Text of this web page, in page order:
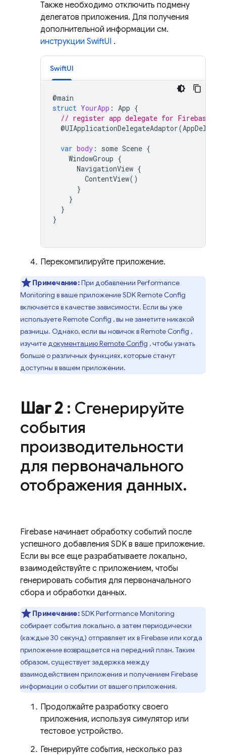
Также необходимо отключить подмену
делегатов приложения. Для получения
дополнительной информации см.
инструкции SwiftUI .
SwiftUI
@main
struct YourApp : App {
// register app delegate for Firebase
@UIApplicationDelegateAdaptor(
var body : some Scene {
WindowGroup {
NavigationView {
ContentView()
}
}
}
}
Перекомпилируйте приложение.
Примечание:При добавлении Performance
Monitoring в ваше приложение SDKRemote Config
включается в качестве зависимости. Если вы уже
используетеRemote Config , вы не заметите никакой
разницы. Однако, если вы новичок вRemote Config ,
изучитедокументациюRemote Config , чтобы узнать
больше о различных функциях, которые станут
доступны в вашем приложении.
Шаг 2 : Сгенерируйте
события
производительности
для первоначального
отображения данных.
Firebase начинает обработку событий после
успешного добавления SDK в ваше приложение.
Если вы все еще разрабатываете локально,
взаимодействуйте с приложением, чтобы
генерировать события для первоначального
сбора и обработки данных.
Примечание:SDKPerformance Monitoring
собирает события локально, а затем периодически
(каждые 30 секунд) отправляет их в Firebase или когда
приложение возвращается на передний план. Таким
образом, существует задержка между
взаимодействием приложения и получением Firebase
информации о событии от вашего приложения.
Продолжайте разработку своего
приложения, используя симулятор или
тестовое устройство.
Генерируйте события, несколько раз